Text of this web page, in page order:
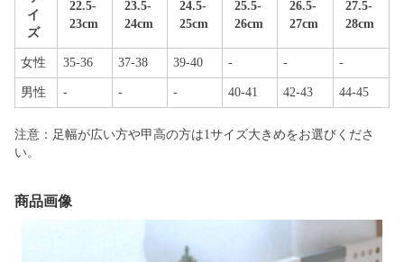
イ
ズ
22.5-
23cm
23.5-
24cm
24.5-
25cm
25.5-
26cm
26.5-
27cm
27.5-
28cm
女性 35-36 37-38 39-40 - - -
男性 - - - 40-41 42-43 44-45
注意：足幅が広い方や甲高の方は1サイズ大きめをお選びくださ
い。
商品画像